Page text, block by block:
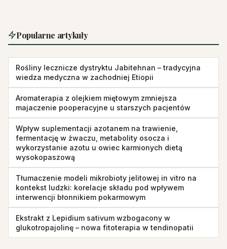
Popularne artykuły
Rośliny lecznicze dystryktu Jabitehnan – tradycyjna
wiedza medyczna w zachodniej Etiopii
Aromaterapia z olejkiem miętowym zmniejsza
majaczenie pooperacyjne u starszych pacjentów
Wpływ suplementacji azotanem na trawienie,
fermentację w żwaczu, metabolity osocza i
wykorzystanie azotu u owiec karmionych dietą
wysokopaszową
Tłumaczenie modeli mikrobioty jelitowej in vitro na
kontekst ludzki: korelacje składu pod wpływem
interwencji błonnikiem pokarmowym
Ekstrakt z Lepidium sativum wzbogacony w
glukotropajolinę – nowa fito­terapia w tendinopatii